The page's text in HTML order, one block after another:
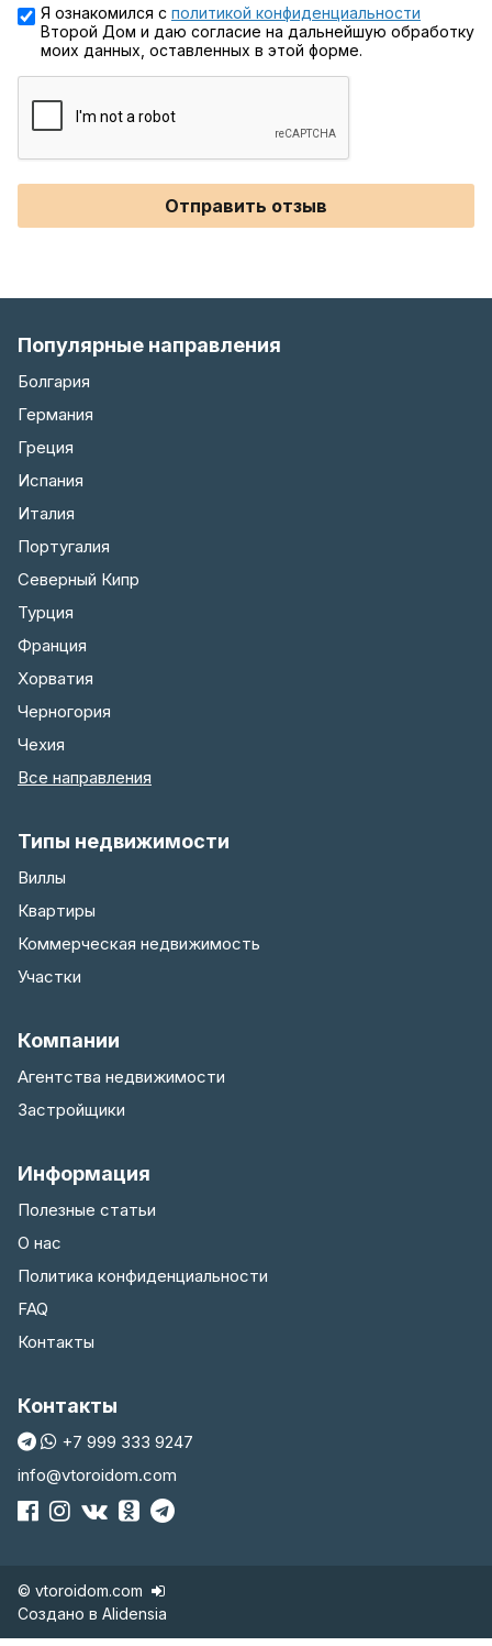
Я ознакомился с политикой конфиденциальности
Второй Дом и даю согласие на дальнейшую обработку
моих данных, оставленных в этой форме.
Отправить отзыв
Популярные направления
Болгария
Германия
Греция
Испания
Италия
Португалия
Северный Кипр
Турция
Франция
Хорватия
Черногория
Чехия
Все направления
Типы недвижимости
Виллы
Квартиры
Коммерческая недвижимость
Участки
Компании
Агентства недвижимости
Застройщики
Информация
Полезные статьи
О нас
Политика конфиденциальности
FAQ
Контакты
Контакты
+7 999 333 9247
info@vtoroidom.com
© vtoroidom.com
Создано в Alidensia